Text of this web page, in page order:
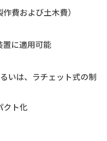
費および土木費）
置に適用可能
いは、ラチェット式の制
クト化